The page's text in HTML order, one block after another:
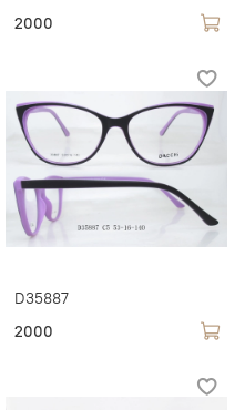
2000
D35887
2000